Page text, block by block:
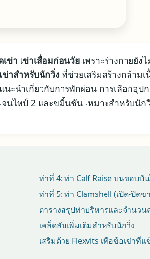
ข่า เข่าเสื่อมก่อนวัย เพราะร่างกายยัง
ข่าสำหรับนักวิ่ง ที่ช่วยเสริมสร้างกล้าม
ะนำเกี่ยวกับการพักผ่อน การเลือกอุป
นไทป์ 2 และขมิ้นชัน เหมาะสำหรับนัก
ท่าที่ 4: ท่า Calf Raise บนขอบบั
ท่าที่ 5: ท่า Clamshell (เปิด-ปิดข
ตารางสรุปท่าบริหารและจำนวน
เคล็ดลับเพิ่มเติมสำหรับนักวิ่ง
เสริมด้วย Flexvits เพื่อข้อเข่าที่แ